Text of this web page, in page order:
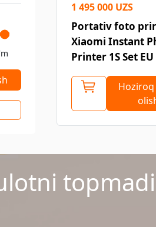
1 495 000 UZS
Portativ foto
Xiaomi Instant
Printer 1S Set EU